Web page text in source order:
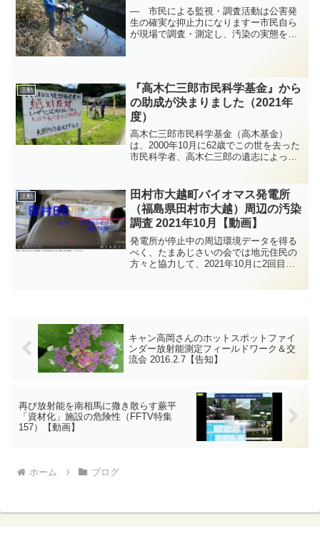
― 市民による監視・調査活動は公害発
生の確実な抑止力になりますー市民自ら
が現場で調査・測定し、汚染の実態を把
活動
『高木仁三郎市民科学基金』から
の助成が決まりました（2021年
度）
高木仁三郎市民科学基金（高木基金）
は、2000年10月に62歳でこの世を去った
市民科学者、高木仁三郎の遺志によって
に裏づけられた批判のできる「市民科学
者」を育成・支援を...
活動
田村市大越町バイオマス発電所
（福島県田村市大越）周辺の汚染
調査 2021年10月【動画】
発電所が停止中の周辺環境データを得る
べく、たまあじさいの会では地元住民の
方々と協力して、2021年10月に2回目の
キャン高岡さんのホットスポットファイ
ンダー放射能測定フィールドワーク＆交
流会 2016.2.7【告知】
再び放射能を南相馬に撒き散らす蕨平
「資材化」施設の危険性（FFTV特集
157）【動画】
ホーム ブログ